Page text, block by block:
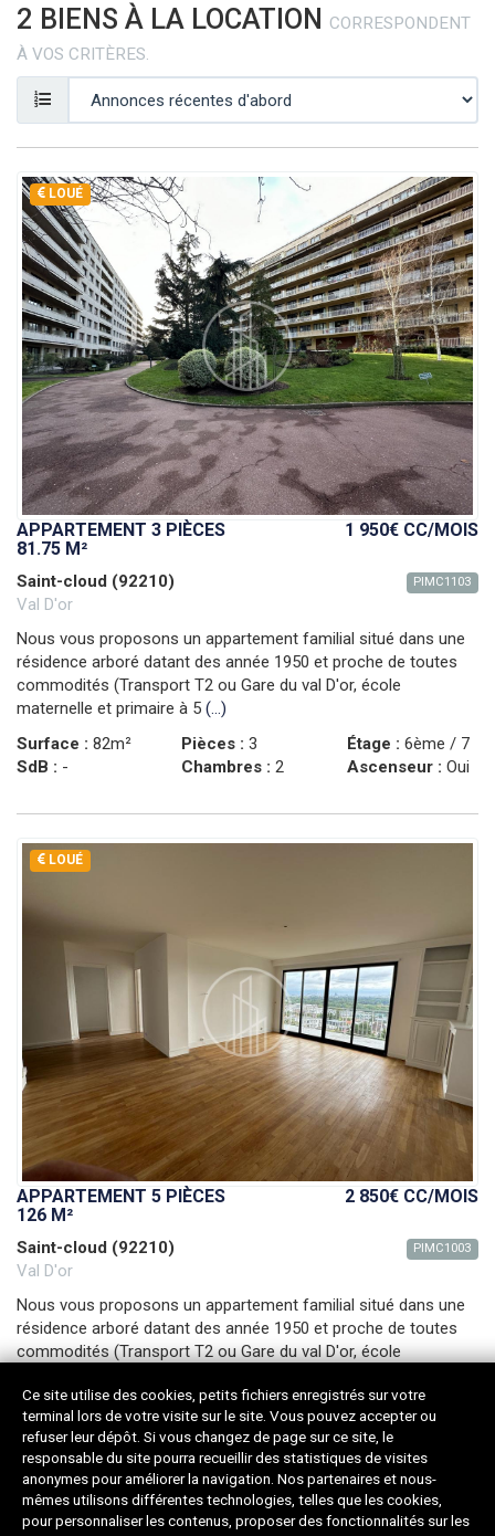
Ce site utilise des cookies, petits fichiers enregistrés sur votre
terminal lors de votre visite sur le site. Vous pouvez accepter ou
refuser leur dépôt. Si vous changez de page sur ce site, le
responsable du site pourra recueillir des statistiques de visites
anonymes pour améliorer la navigation. Nos partenaires et nous-
mêmes utilisons différentes technologies, telles que les cookies,
pour personnaliser les contenus, proposer des fonctionnalités sur les
2 BIENS À LA LOCATION CORRESPONDENT
À VOS CRITÈRES.
LOUÉ
APPARTEMENT 3 PIÈCES
81.75 M²
1 950€ CC/MOIS
Saint-cloud (92210)
Val D'or
PIMC1103
Nous vous proposons un appartement familial situé dans une
résidence arboré datant des année 1950 et proche de toutes
commodités (Transport T2 ou Gare du val D'or, école
maternelle et primaire à 5 (...)
Surface : 82m²
SdB : -
Pièces : 3
Chambres : 2
Étage : 6ème / 7
Ascenseur : Oui
LOUÉ
APPARTEMENT 5 PIÈCES
126 M²
2 850€ CC/MOIS
Saint-cloud (92210)
Val D'or
PIMC1003
Nous vous proposons un appartement familial situé dans une
résidence arboré datant des année 1950 et proche de toutes
commodités (Transport T2 ou Gare du val D'or, école
Surface :126m²
SdB :2
Pièces :5
Chambres :4
Étage :6ème
Ascenseur :